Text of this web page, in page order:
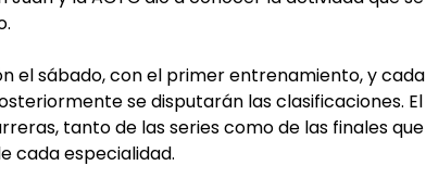
el sábado, con el primer entrenamiento, y cada
se disputarán las clasificaciones. El
tanto de las series como de las finales que
cada especialidad.